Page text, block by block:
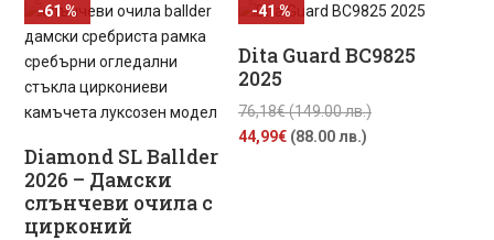
99,00€
(193.63
лв.).
е:
39,00€
(76.28
лв.).
(193.63
39,00€
лв.).
Diamond SL Ballder
2026 – Дамски
слънчеви очила с
цирконий
-61 %
Dita Guard BC9825
2025
76,18€(149.00 лв.)Original
44,99€ (88.00 лв.)Текущата
-41 %